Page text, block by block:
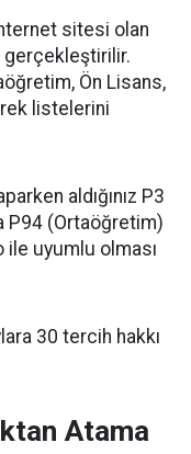
sitesi olan
Ön Lisans,
listelerini
aldığınız P3
P94 (Ortaöğretim)
uyumlu olması
30 tercih hakkı
Atama